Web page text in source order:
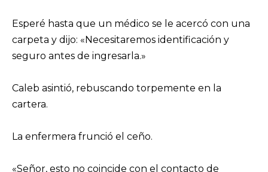
Esperé hasta que un médico se le acercó con una
carpeta y dijo: «Necesitaremos identificación y
seguro antes de ingresarla.»
Caleb asintió, rebuscando torpemente en la
cartera.
La enfermera frunció el ceño.
«Señor, esto no coincide con el contacto de